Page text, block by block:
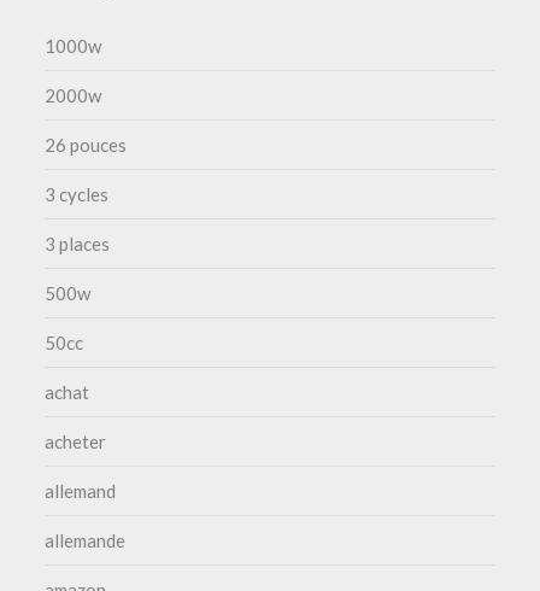
1000w
2000w
26 pouces
3 cycles
3 places
500w
50cc
achat
acheter
allemand
allemande